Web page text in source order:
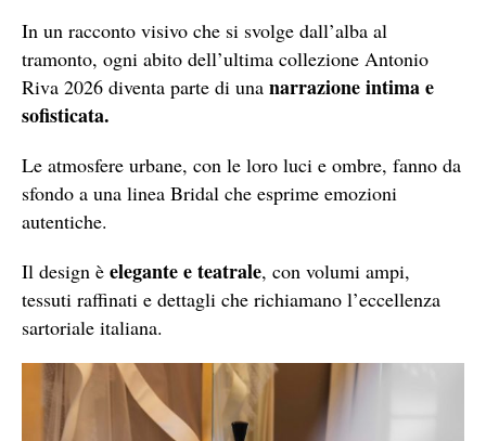
In un racconto visivo che si svolge dall’alba al
tramonto, ogni abito dell’ultima collezione Antonio
Riva 2026 diventa parte di una narrazione intima e
sofisticata.
Le atmosfere urbane, con le loro luci e ombre, fanno da
sfondo a una linea Bridal che esprime emozioni
autentiche.
Il design è elegante e teatrale, con volumi ampi,
tessuti raffinati e dettagli che richiamano l’eccellenza
sartoriale italiana.